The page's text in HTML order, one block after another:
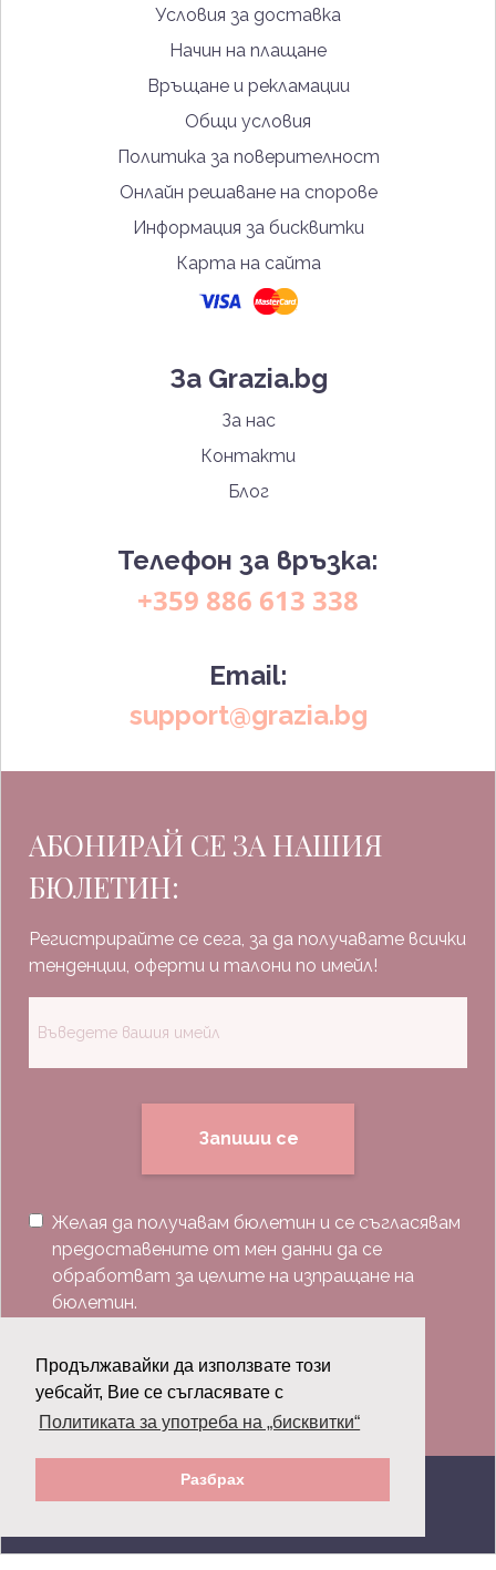
Продължавайки да използвате този
уебсайт, Вие се съгласявате с
Политиката за употреба на „бисквитки“
Разбрах
Условия за доставка
Начин на плащане
Връщане и рекламации
Общи условия
Политика за поверителност
Онлайн решаване на спорове
Информация за бисквитки
Карта на сайта
За Grazia.bg
За нас
Контакти
Блог
Телефон за връзка:
+359 886 613 338
Email:
support@grazia.bg
АБОНИРАЙ СЕ ЗА НАШИЯ
БЮЛЕТИН:
Регистрирайте се сега, за да получавате всички
тенденции, оферти и талони по имейл!
Запиши се
Желая да получавам бюлетин и се съгласявам
предоставените от мен данни да се
обработват за целите на изпращане на
бюлетин.
Последвай ни:
© 2026 Grazia.bg - Всички права запазени